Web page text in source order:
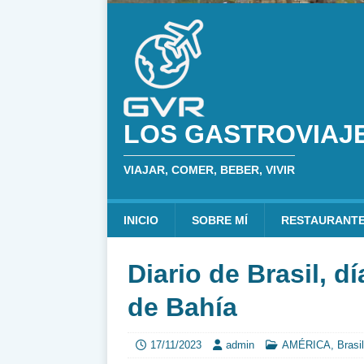
LOS
VIAJAR, COMER, BEBER, VIVIR
INICIO SOBRE MÍ
Diario de Brasil,
de Bahía
17/11/2023 admin AMÉRICA Brasil